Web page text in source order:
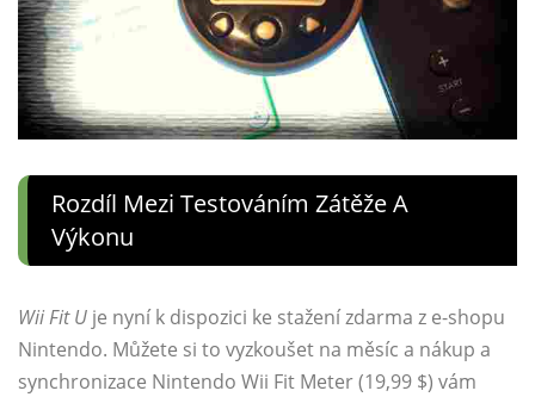
Rozdíl Mezi Testováním Zátěže A
Výkonu
Wii Fit U je nyní k dispozici ke stažení zdarma z e-shopu
Nintendo. Můžete si to vyzkoušet na měsíc a nákup a
synchronizace Nintendo Wii Fit Meter (19,99 $) vám